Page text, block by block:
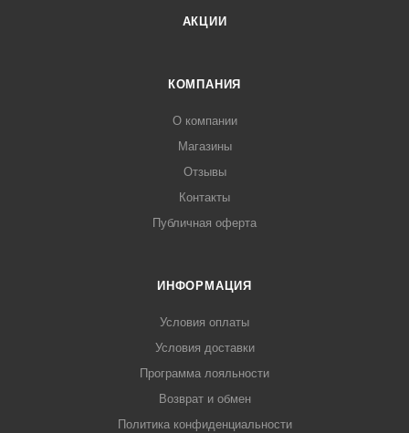
АКЦИИ
КОМПАНИЯ
О компании
Магазины
Отзывы
Контакты
Публичная оферта
ИНФОРМАЦИЯ
Условия оплаты
Условия доставки
Программа лояльности
Возврат и обмен
Политика конфиденциальности